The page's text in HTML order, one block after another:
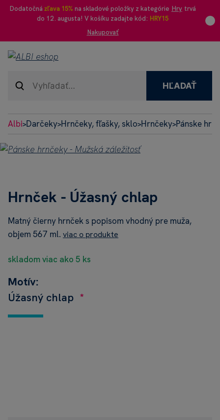
Dodatočná zľava 15% na skladové položky z kategórie Hry trvá
do 12. augusta! V košíku zadajte kód: HRY15
Nakupovať
HĽADAŤ
Albi>Darčeky>Hrnčeky, fľašky, sklo>Hrnčeky>Pánske
Hrnček - Úžasný chlap
Matný čierny hrnček s popisom vhodný pre muža,
objem 567 ml. viac o produkte
skladom viac ako 5 ks
Motív:
Úžasný chlap